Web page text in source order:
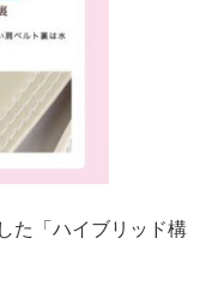
た「ハイブリッド構